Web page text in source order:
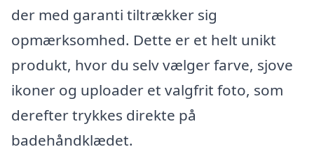
der med garanti tiltrækker sig
opmærksomhed. Dette er et helt unikt
produkt, hvor du selv vælger farve, sjove
ikoner og uploader et valgfrit foto, som
derefter trykkes direkte på
badehåndklædet.